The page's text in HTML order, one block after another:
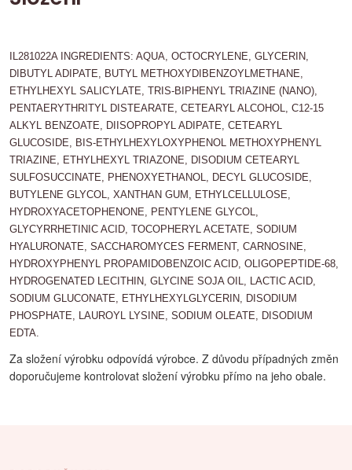
IL281022A INGREDIENTS: AQUA, OCTOCRYLENE, GLYCERIN,
DIBUTYL ADIPATE, BUTYL METHOXYDIBENZOYLMETHANE,
ETHYLHEXYL SALICYLATE, TRIS-BIPHENYL TRIAZINE (NANO),
PENTAERYTHRITYL DISTEARATE, CETEARYL ALCOHOL, C12-15
ALKYL BENZOATE, DIISOPROPYL ADIPATE, CETEARYL
GLUCOSIDE, BIS-ETHYLHEXYLOXYPHENOL METHOXYPHENYL
TRIAZINE, ETHYLHEXYL TRIAZONE, DISODIUM CETEARYL
SULFOSUCCINATE, PHENOXYETHANOL, DECYL GLUCOSIDE,
BUTYLENE GLYCOL, XANTHAN GUM, ETHYLCELLULOSE,
HYDROXYACETOPHENONE, PENTYLENE GLYCOL,
GLYCYRRHETINIC ACID, TOCOPHERYL ACETATE, SODIUM
HYALURONATE, SACCHAROMYCES FERMENT, CARNOSINE,
HYDROXYPHENYL PROPAMIDOBENZOIC ACID, OLIGOPEPTIDE-68,
HYDROGENATED LECITHIN, GLYCINE SOJA OIL, LACTIC ACID,
SODIUM GLUCONATE, ETHYLHEXYLGLYCERIN, DISODIUM
PHOSPHATE, LAUROYL LYSINE, SODIUM OLEATE, DISODIUM
EDTA.
Za složení výrobku odpovídá výrobce. Z důvodu případných změn
doporučujeme kontrolovat složení výrobku přímo na jeho obale.